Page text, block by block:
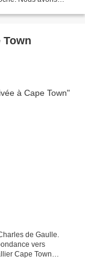
Town
de Gaulle.
vers
Cape Town